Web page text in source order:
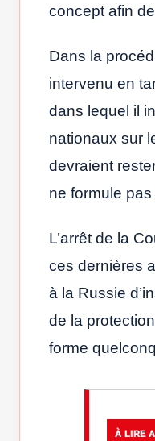
concept afin
Dans la
intervenu en
dans lequel il
nationaux sur
devraient
ne formule pas
L’arrêt de la
ces dernières
à la Russie
de la
forme
À LIRE